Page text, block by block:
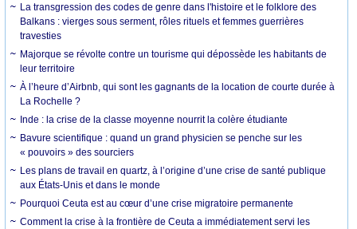
La transgression des codes de genre dans l'histoire et le folklore des
Balkans : vierges sous serment, rôles rituels et femmes guerrières
travesties
Majorque se révolte contre un tourisme qui dépossède les habitants de
leur territoire
À l’heure d’Airbnb, qui sont les gagnants de la location de courte durée à
La Rochelle ?
Inde : la crise de la classe moyenne nourrit la colère étudiante
Bavure scientifique : quand un grand physicien se penche sur les
« pouvoirs » des sourciers
Les plans de travail en quartz, à l’origine d’une crise de santé publique
aux États-Unis et dans le monde
Pourquoi Ceuta est au cœur d’une crise migratoire permanente
Comment la crise à la frontière de Ceuta a immédiatement servi les